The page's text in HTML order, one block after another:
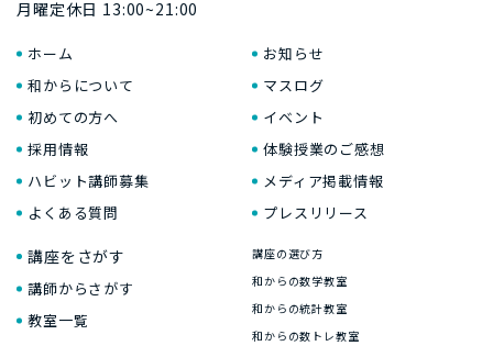
月曜定休日 13:00~21:00
ホーム
和からについて
初めての方へ
採用情報
ハビット講師募集
よくある質問
お知らせ
マスログ
イベント
体験授業のご感想
メディア掲載情報
プレスリリース
講座をさがす
講師からさがす
教室一覧
講座の選び方
和からの数学教室
和からの統計教室
和からの数トレ教室